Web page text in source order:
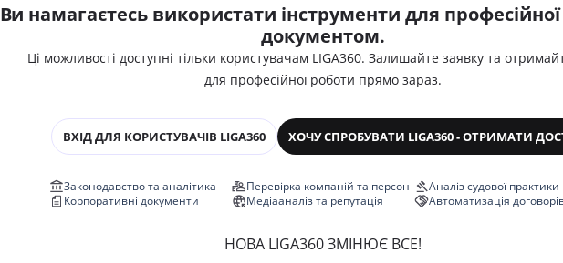
Ви намагаєтесь використати інструменти для
документом.
Ці можливості доступні тільки користувачам LIGA360. Залишайте заявку та
для професійної роботи прямо зараз.
ВХІД ДЛЯ КОРИСТУВАЧІВ LIGA360 ХОЧУ СПРОБУВАТИ LIGA360 - ОТРИМАТИ
Законодавство та аналітика
Корпоративні документи
Перевірка компаній та персон
Медіааналіз та репутація
Аналіз судової практики
Автоматизація
НОВА LIGA360 ЗМІНЮЄ ВСЕ!